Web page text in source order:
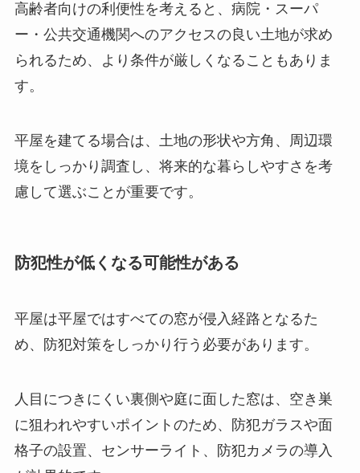
高齢者向けの利便性を考えると、病院・スーパ
ー・公共交通機関へのアクセスの良い土地が求め
られるため、より条件が厳しくなることもありま
す。
平屋を建てる場合は、土地の形状や方角、周辺環
境をしっかり調査し、将来的な暮らしやすさを考
慮して選ぶことが重要です。
防犯性が低くなる可能性がある
平屋は平屋ではすべての窓が侵入経路となるた
め、防犯対策をしっかり行う必要があります。
人目につきにくい裏側や庭に面した窓は、空き巣
に狙われやすいポイントのため、防犯ガラスや面
格子の設置、センサーライト、防犯カメラの導入